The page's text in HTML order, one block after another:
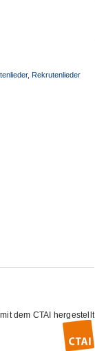
Rekrutenlieder
dem CTAI hergestellt